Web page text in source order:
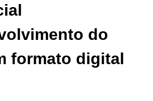
do
formato digital